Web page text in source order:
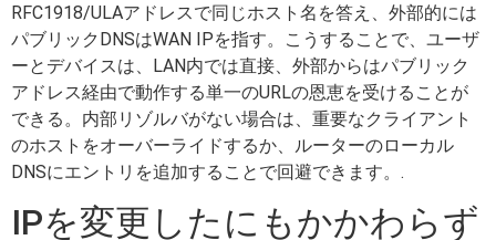
RFC1918/ULAアドレスで同じホスト名を答え、外部的には
パブリックDNSはWAN IPを指す。こうすることで、ユーザ
ーとデバイスは、LAN内では直接、外部からはパブリック
アドレス経由で動作する単一のURLの恩恵を受けることが
できる。内部リゾルバがない場合は、重要なクライアント
のホストをオーバーライドするか、ルーターのローカル
DNSにエントリを追加することで回避できます。.
IPを変更したにもかかわらず